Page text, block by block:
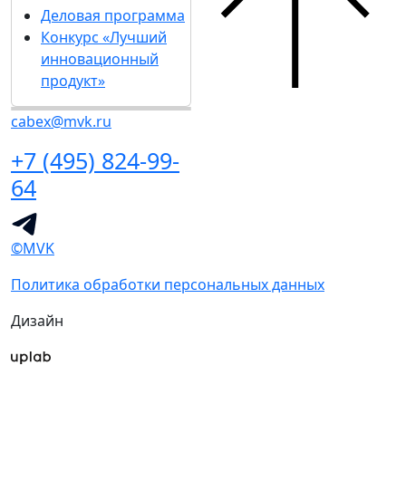
Деловая программа
Конкурс «Лучший
инновационный
продукт»
cabex@mvk.ru
+7 (495) 824-99-
64
©MVK
Политика обработки персональных данных
Дизайн